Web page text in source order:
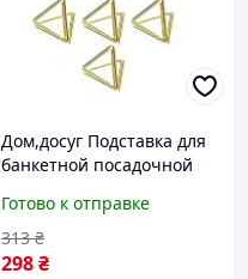
Дом,досуг Подставка для
банкетной посадочной
ценникодержатель
Leeseph 10шт золото
2*,5см DC
Готово к отправке
298₴
313 ₴